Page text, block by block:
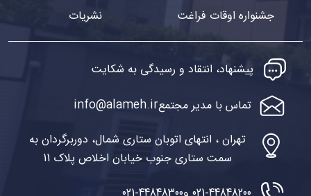
جشنواره اوقات فراغت
نشریات
پیشنهاد، انتقاد و رسیدگی به شکایت
تماس با مدیر مجتمعinfo@alameh.ir
تهران ، انتهای اتوبان ستاری شمال، دوربرگردان به
سمت ستاری جنوب خیابان اخلاص پلاک 11